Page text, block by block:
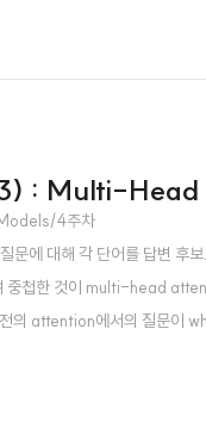
: Multi-Head
4주차
에 대해 각 단어를 답변 후
중첩한 것이 multi-head
전의 attention에서의 질문이